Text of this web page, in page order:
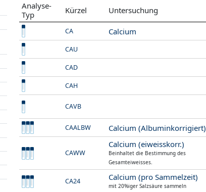
Analyse-
Typ
Kürzel Untersuchung
CA Calcium
CAU
CAD
CAH
CAVB
CAALBW Calcium (Albuminkorrigiert)
CAWW
Calcium (eiweisskorr.)
Beinhaltet die Bestimmung des
Gesamteiweisses.
CA24 Calcium (pro Sammelzeit)
mit 20%iger Salzsäure sammeln